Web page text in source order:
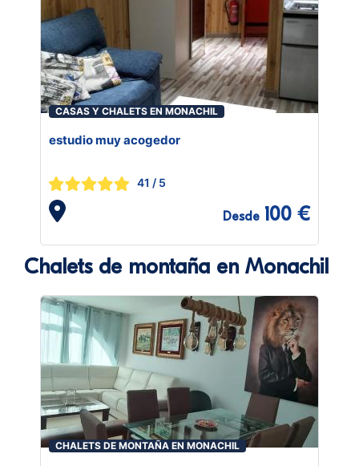
CASAS Y CHALETS EN MONACHIL
estudio muy acogedor
41 / 5
Desde 100 €
Chalets de montaña en Monachil
CHALETS DE MONTAÑA EN MONACHIL